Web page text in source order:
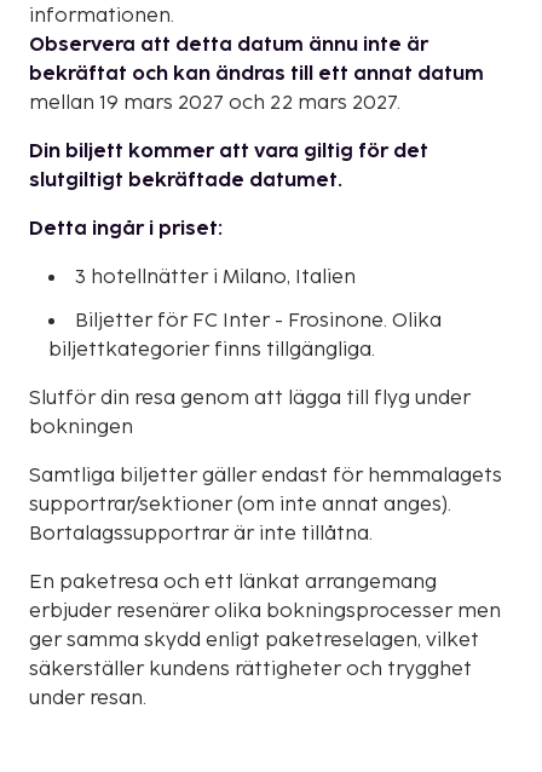
informationen.
Observera att detta datum ännu inte är
bekräftat och kan ändras till ett annat datum
mellan 19 mars 2027 och 22 mars 2027.
Din biljett kommer att vara giltig för det
slutgiltigt bekräftade datumet.
Detta ingår i priset:
3 hotellnätter i Milano, Italien
Biljetter för FC Inter - Frosinone. Olika
biljettkategorier finns tillgängliga.
Slutför din resa genom att lägga till flyg under
bokningen
Samtliga biljetter gäller endast för hemmalagets
supportrar/sektioner (om inte annat anges).
Bortalagssupportrar är inte tillåtna.
En paketresa och ett länkat arrangemang
erbjuder resenärer olika bokningsprocesser men
ger samma skydd enligt paketreselagen, vilket
säkerställer kundens rättigheter och trygghet
under resan.